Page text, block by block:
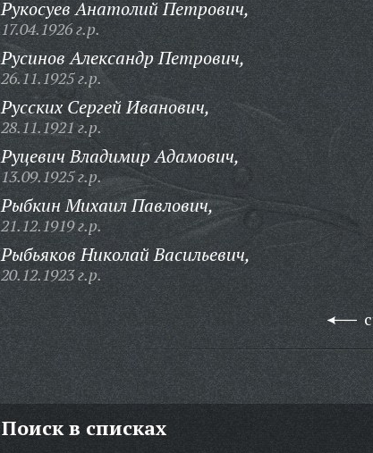
Рукосуев Анатолий Петрович,
17.04.1926 г.р.
Русинов Александр Петрович,
26.11.1925 г.р.
Русских Сергей Иванович,
28.11.1921 г.р.
Руцевич Владимир Адамович,
13.09.1925 г.р.
Рыбкин Михаил Павлович,
21.12.1919 г.р.
Рыбьяков Николай Васильевич,
20.12.1923 г.р.
Поиск в списках